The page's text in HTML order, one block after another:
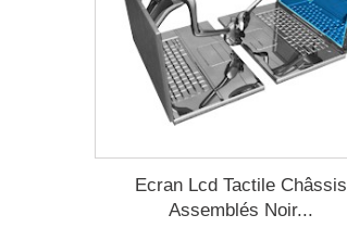
Ecran Lcd Tactile Châssis
Assemblés Noir...